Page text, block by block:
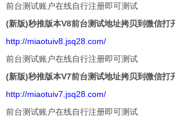
前台测试账户在线自行注册即可测试
(新版)秒推版本V8前台测试地址拷贝到微信打
http://miaotuiv8.jsq28.com/
前台测试账户在线自行注册即可测试
(新版)秒推版本V7前台测试地址拷贝到微信打
http://miaotuiv7.jsq28.com/
前台测试账户在线自行注册即可测试